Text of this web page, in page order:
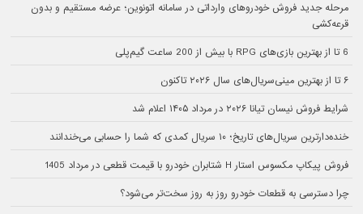
مرحله جدید فروش خودروهای وارداتی در سامانه اتونوین؛ عرضه مستقیم و بدون
قرعه‌کشی
6 تا از بهترین بازی‌های RPG با بیش از 200 ساعت گیم‌پلی
۶ تا از بهترین مینی‌سریال‌های سال ۲۰۲۶ تاکنون
شرایط فروش نیسان تیانا ۲۰۲۶ در مرداد ۱۴۰۵ اعلام شد
خنده‌دارترین سریال‌های تاریخ؛ ۱۰ سریال کمدی که شما را حسابی می‌خندانند
فروش پیکاپ مکسوس استار H شتابران خودرو با قیمت قطعی در مرداد 1405
چرا دسترسی به قطعات خودرو روز به روز سخت‌تر می‌شود؟